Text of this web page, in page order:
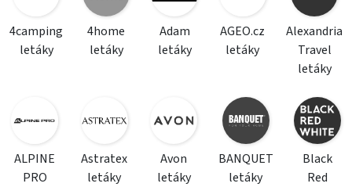
4camping
letáky
4home
letáky
Adam
letáky
AGEO.cz
letáky
Alexandria
Travel
letáky
ALPINE
PRO
Astratex
letáky
Avon
letáky
BANQUET
letáky
Black
Red